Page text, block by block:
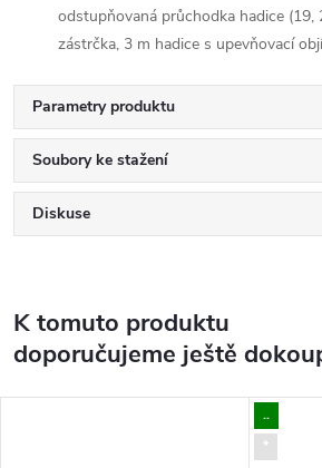
odstupňovaná průchodka hadice (19,
zástrčka, 3 m hadice s upevňovací
Parametry produktu
Soubory ke stažení
Diskuse
K tomuto produktu
doporučujeme ještě
..
*